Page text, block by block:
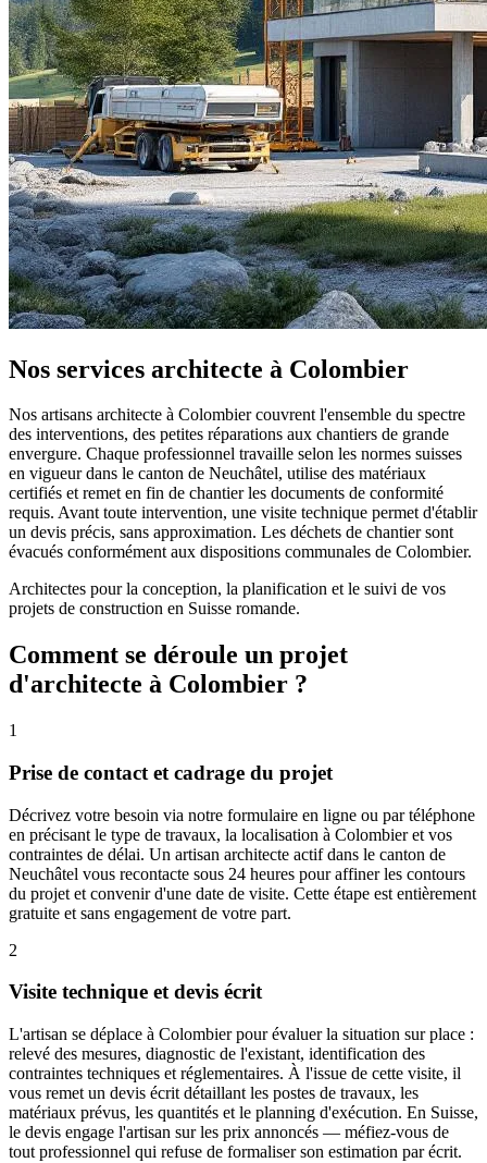
Nos services architecte à Colombier
Nos artisans architecte à Colombier couvrent l'ensemble du spectre
des interventions, des petites réparations aux chantiers de grande
envergure. Chaque professionnel travaille selon les normes suisses
en vigueur dans le canton de Neuchâtel, utilise des matériaux
certifiés et remet en fin de chantier les documents de conformité
requis. Avant toute intervention, une visite technique permet d'établir
un devis précis, sans approximation. Les déchets de chantier sont
évacués conformément aux dispositions communales de Colombier.
Architectes pour la conception, la planification et le suivi de vos
projets de construction en Suisse romande.
Comment se déroule un projet
d'architecte à Colombier ?
1
Prise de contact et cadrage du projet
Décrivez votre besoin via notre formulaire en ligne ou par téléphone
en précisant le type de travaux, la localisation à Colombier et vos
contraintes de délai. Un artisan architecte actif dans le canton de
Neuchâtel vous recontacte sous 24 heures pour affiner les contours
du projet et convenir d'une date de visite. Cette étape est entièrement
gratuite et sans engagement de votre part.
2
Visite technique et devis écrit
L'artisan se déplace à Colombier pour évaluer la situation sur place :
relevé des mesures, diagnostic de l'existant, identification des
contraintes techniques et réglementaires. À l'issue de cette visite, il
vous remet un devis écrit détaillant les postes de travaux, les
matériaux prévus, les quantités et le planning d'exécution. En Suisse,
le devis engage l'artisan sur les prix annoncés — méfiez-vous de
tout professionnel qui refuse de formaliser son estimation par écrit.